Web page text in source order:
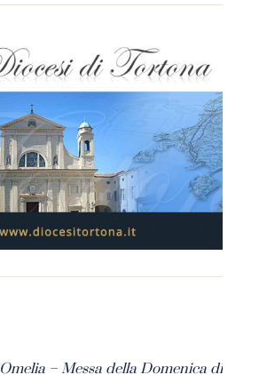
Omelia – Messa della Domenica di